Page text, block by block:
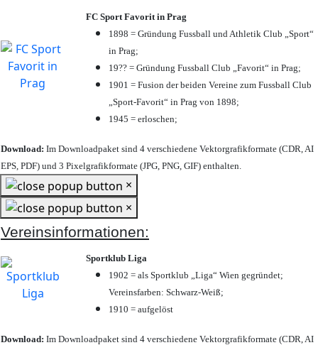
FC Sport Favorit in Prag
1898 = Gründung Fussball und Athletik Club „Sport“
in Prag;
19?? = Gründung Fussball Club „Favorit“ in Prag;
1901 = Fusion der beiden Vereine zum Fussball Club
„Sport-Favorit“ in Prag von 1898;
1945 = erloschen;
Download: Im Downloadpaket sind 4 verschiedene Vektorgrafikformate (CDR, AI
EPS, PDF) und 3 Pixelgrafikformate (JPG, PNG, GIF) enthalten.
×
×
Vereinsinformationen:
Sportklub Liga
1902 = als Sportklub „Liga“ Wien gegründet;
Vereinsfarben: Schwarz-Weiß;
1910 = aufgelöst
Download: Im Downloadpaket sind 4 verschiedene Vektorgrafikformate (CDR, AI